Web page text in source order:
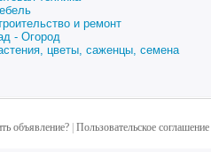
и ремонт
- Огород
цветы, саженцы, семена
объявление?| Пользовательское соглашение|